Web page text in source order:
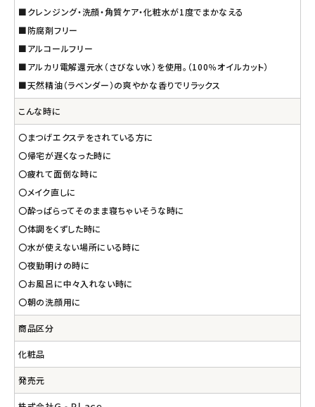
■クレンジング・洗顔・角質ケア・化粧水が1度でまかなえる
■防腐剤フリー
■アルコールフリー
■アルカリ電解還元水（さびない水）を使用。（100％オイルカット）
■天然精油（ラベンダー）の爽やかな香りでリラックス
こんな時に
〇まつげエクステをされている方に
〇帰宅が遅くなった時に
〇疲れて面倒な時に
〇メイク直しに
〇酔っぱらってそのまま寝ちゃいそうな時に
〇体調をくずした時に
〇水が使えない場所にいる時に
〇夜勤明けの時に
〇お風呂に中々入れない時に
〇朝の洗顔用に
商品区分
化粧品
発売元